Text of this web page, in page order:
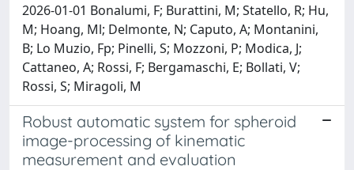
2026-01-01 Bonalumi, F; Burattini, M; Statello, R; Hu,
M; Hoang, Ml; Delmonte, N; Caputo, A; Montanini,
B; Lo Muzio, Fp; Pinelli, S; Mozzoni, P; Modica, J;
Cattaneo, A; Rossi, F; Bergamaschi, E; Bollati, V;
Rossi, S; Miragoli, M
Robust automatic system for spheroid
image-processing of kinematic
measurement and evaluation